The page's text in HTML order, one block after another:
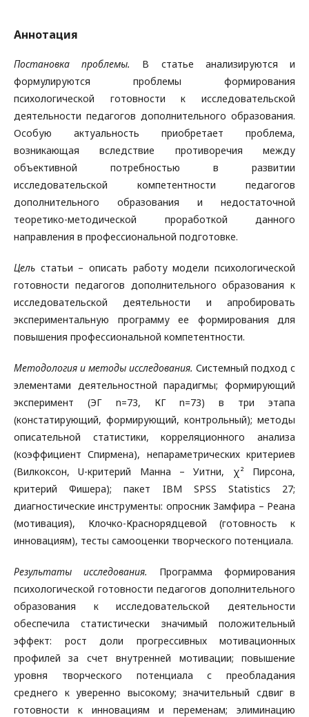
Аннотация
Постановка проблемы. В статье анализируются и
формулируются проблемы формирования
психологической готовности к исследовательской
деятельности педагогов дополнительного образования.
Особую актуальность приобретает проблема,
возникающая вследствие противоречия между
объективной потребностью в развитии
исследовательской компетентности педагогов
дополнительного образования и недостаточной
теоретико-методической проработкой данного
направления в профессиональной подготовке.
Цель статьи – описать работу модели психологической
готовности педагогов дополнительного образования к
исследовательской деятельности и апробировать
экспериментальную программу ее формирования для
повышения профессиональной компетентности.
Методология и методы исследования. Системный подход с
элементами деятельностной парадигмы; формирующий
эксперимент (ЭГ n=73, КГ n=73) в три этапа
(констатирующий, формирующий, контрольный); методы
описательной статистики, корреляционного анализа
(коэффициент Спирмена), непараметрических критериев
(Вилкоксон, U-критерий Манна – Уитни, χ² Пирсона,
критерий Фишера); пакет IBM SPSS Statistics 27;
диагностические инструменты: опросник Замфира – Реана
(мотивация), Клочко-Краснорядцевой (готовность к
инновациям), тесты самооценки творческого потенциала.
Результаты исследования. Программа формирования
психологической готовности педагогов дополнительного
образования к исследовательской деятельности
обеспечила статистически значимый положительный
эффект: рост доли прогрессивных мотивационных
профилей за счет внутренней мотивации; повышение
уровня творческого потенциала с преобладания
среднего к уверенно высокому; значительный сдвиг в
готовности к инновациям и переменам; элиминацию